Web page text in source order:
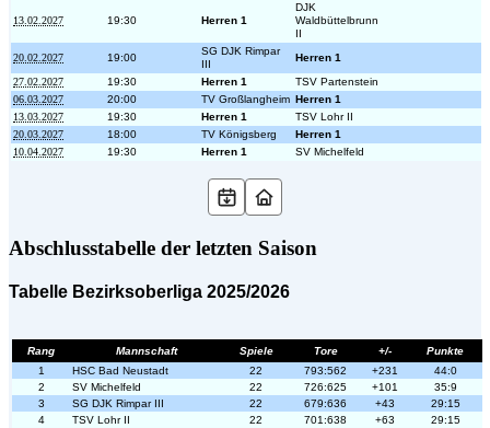
13.02.2027 19:30 Herren 1
DJK
Waldbüttelbrunn
II
20.02.2027
19:00
SG DJK Rimpar
III
Herren 1
27.02.2027
19:30 Herren 1
TSV Partenstein
06.03.2027
20:00 TV Großlangheim Herren 1
13.03.2027
19:30 Herren 1
TSV Lohr II
20.03.2027
18:00 TV Königsberg
Herren 1
10.04.2027
19:30 Herren 1 SV Michelfeld
Abschlusstabelle der letzten Saison
Tabelle Bezirksoberliga 2025/2026
Rang Mannschaft Spiele Tore +/-
Punkte
1
HSC Bad Neustadt 22 793:562 +231
44:0
2
SV Michelfeld 22 726:625 +101
35:9
3
SG DJK Rimpar III 22 679:636 +43
29:15
4
TSV Lohr II 22 701:638 +63
29:15